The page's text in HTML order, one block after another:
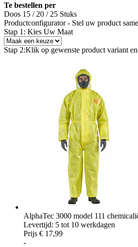
Te bestellen per
Doos 15 / 20 / 25 Stuks
Productconfigurator - Stel uw product
Stap 1: Kies Uw Maat
Stap 2:Klik op gewenste product variant
AlphaTec 3000 model 111
Levertijd: 5 tot 10 werkdagen
Prijs € 17,99
-